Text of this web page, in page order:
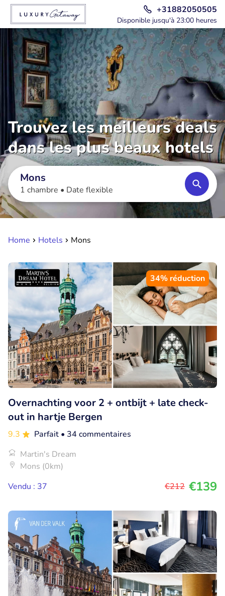
+31882050505
Disponible jusqu'à 23:00 heures
Trouvez les meilleurs deals
dans les plus beaux hotels
Mons
1 chambre • Date flexible
Home Hotels Mons
34% réduction
Overnachting voor 2 + ontbijt + late check-
out in hartje Bergen
9.3 Parfait • 34 commentaires
Martin's Dream
Mons (0km)
Vendu : 37
€212 €139